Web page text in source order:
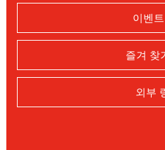
이벤
즐겨 찾
외부